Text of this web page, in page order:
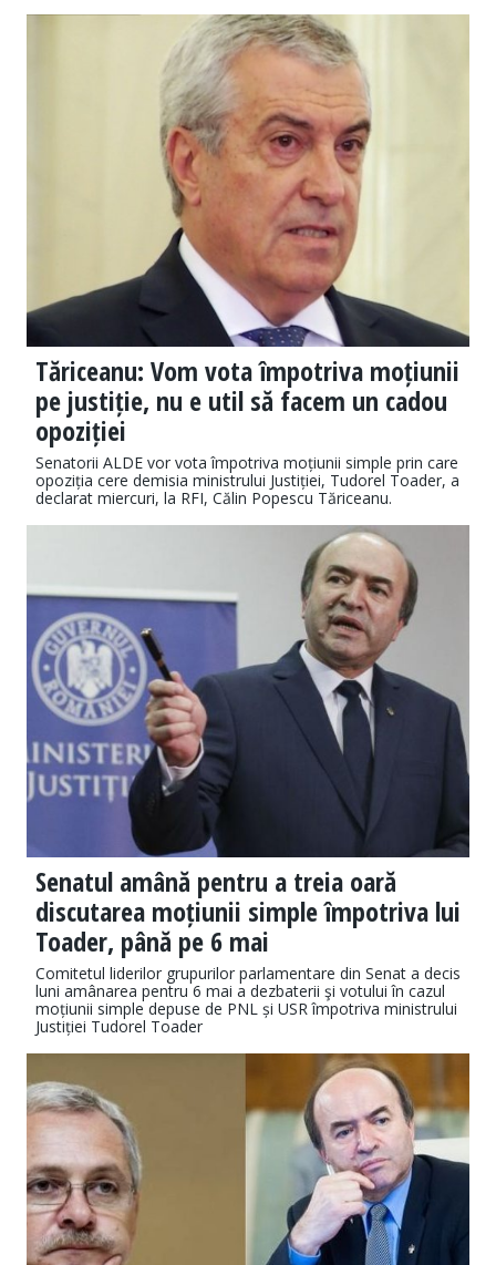
Tăriceanu: Vom vota împotriva moțiunii
pe justiție, nu e util să facem un cadou
opoziției
Senatorii ALDE vor vota împotriva moțiunii simple prin care
opoziția cere demisia ministrului Justiției, Tudorel Toader, a
declarat miercuri, la RFI, Călin Popescu Tăriceanu.
Senatul amână pentru a treia oară
discutarea moțiunii simple împotriva lui
Toader, până pe 6 mai
Comitetul liderilor grupurilor parlamentare din Senat a decis
luni amânarea pentru 6 mai a dezbaterii şi votului în cazul
moțiunii simple depuse de PNL și USR împotriva ministrului
Justiției Tudorel Toader